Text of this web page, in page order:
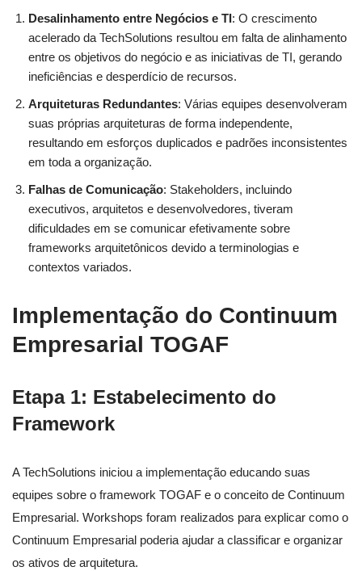
Desalinhamento entre Negócios e TI: O crescimento
acelerado da TechSolutions resultou em falta de alinhamento
entre os objetivos do negócio e as iniciativas de TI, gerando
ineficiências e desperdício de recursos.
Arquiteturas Redundantes: Várias equipes desenvolveram
suas próprias arquiteturas de forma independente,
resultando em esforços duplicados e padrões inconsistentes
em toda a organização.
Falhas de Comunicação: Stakeholders, incluindo
executivos, arquitetos e desenvolvedores, tiveram
dificuldades em se comunicar efetivamente sobre
frameworks arquitetônicos devido a terminologias e
contextos variados.
Implementação do Continuum
Empresarial TOGAF
Etapa 1: Estabelecimento do
Framework
A TechSolutions iniciou a implementação educando suas
equipes sobre o framework TOGAF e o conceito de Continuum
Empresarial. Workshops foram realizados para explicar como o
Continuum Empresarial poderia ajudar a classificar e organizar
os ativos de arquitetura.